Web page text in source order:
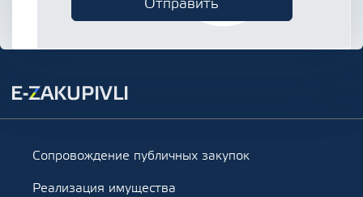
Сопровождение публичных закупок
Реализация имущества